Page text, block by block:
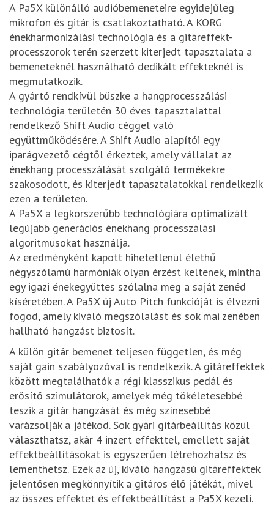
A Pa5X különálló audióbemeneteire egyidejűleg
mikrofon és gitár is csatlakoztatható. A KORG
énekharmonizálási technológia és a gitáreffekt-
processzorok terén szerzett kiterjedt tapasztalata a
bemeneteknél használható dedikált effekteknél is
megmutatkozik.
A gyártó rendkívül büszke a hangprocesszálási
technológia területén 30 éves tapasztalattal
rendelkező Shift Audio céggel való
együttműködésére. A Shift Audio alapítói egy
iparágvezető cégtől érkeztek, amely vállalat az
énekhang processzálását szolgáló termékekre
szakosodott, és kiterjedt tapasztalatokkal rendelkezik
ezen a területen.
A Pa5X a legkorszerűbb technológiára optimalizált
legújabb generációs énekhang processzálási
algoritmusokat használja.
Az eredményként kapott hihetetlenül élethű
négyszólamú harmóniák olyan érzést keltenek, mintha
egy igazi énekegyüttes szólalna meg a saját zenéd
kíséretében. A Pa5X új Auto Pitch funkcióját is élvezni
fogod, amely kiváló megszólalást és sok mai zenében
hallható hangzást biztosít.
A külön gitár bemenet teljesen független, és még
saját gain szabályozóval is rendelkezik. A gitáreffektek
között megtalálhatók a régi klasszikus pedál és
erősítő szimulátorok, amelyek még tökéletesebbé
teszik a gitár hangzását és még színesebbé
varázsolják a játékod. Sok gyári gitárbeállítás közül
választhatsz, akár 4 inzert effekttel, emellett saját
effektbeállításokat is egyszerűen létrehozhatsz és
lementhetsz. Ezek az új, kiváló hangzású gitáreffektek
jelentősen megkönnyítik a gitáros élő játékát, mivel
az összes effektet és effektbeállítást a Pa5X kezeli.